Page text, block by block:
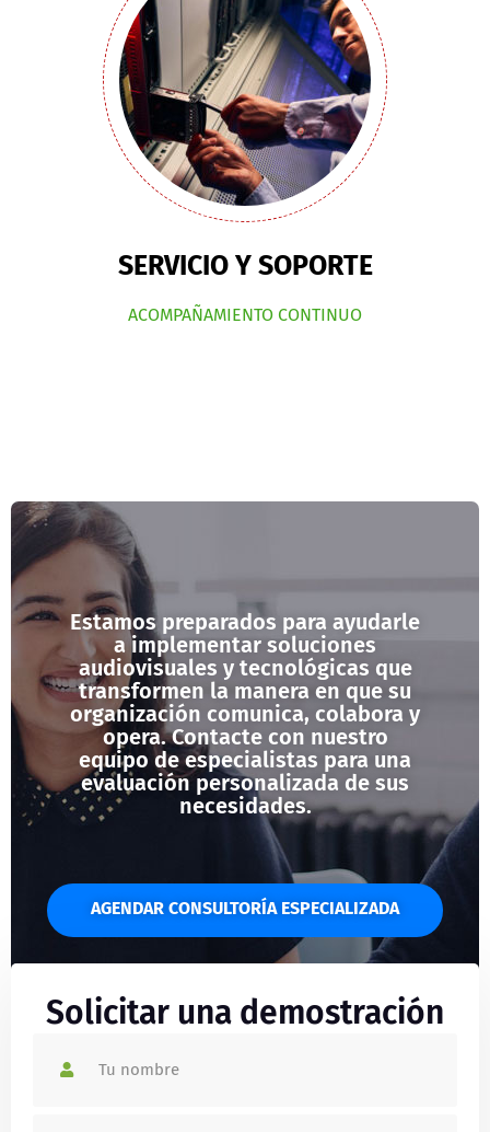
SERVICIO Y SOPORTE
ACOMPAÑAMIENTO CONTINUO
Estamos preparados para ayudarle
a implementar soluciones
audiovisuales y tecnológicas que
transformen la manera en que su
organización comunica, colabora y
opera. Contacte con nuestro
equipo de especialistas para una
evaluación personalizada de sus
necesidades.
AGENDAR CONSULTORÍA ESPECIALIZADA
Solicitar una demostración